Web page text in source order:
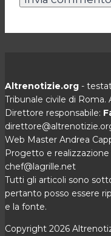
Altrenotizie.org -
Tribunale civile di Roma.
Direttore responsabile:
Web Master Andrea
Progetto e
chef@lagrille.net
Tutti gli articoli sono
pertanto posso essere
e la fonte.
Copyright 2026